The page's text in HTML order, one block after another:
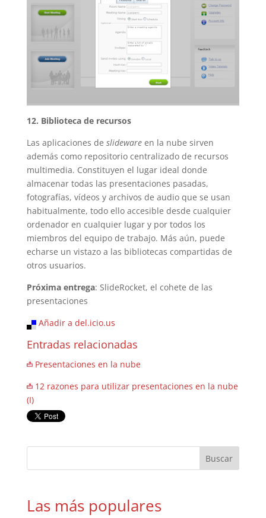
12. Biblioteca de recursos
Las aplicaciones de slidewareen la nube sirven
además como repositorio centralizado de recursos
multimedia. Constituyen el lugar ideal donde
almacenar todas las presentaciones pasadas,
fotografías, vídeos y archivos de audio que se usan
habitualmente, todo ello accesible desde cualquier
ordenador en cualquier lugar y por todos los
miembros del equipo de trabajo. Más aún, puede
echarse un vistazo a las bibliotecas compartidas de
otros usuarios.
Próxima entrega: SlideRocket, el cohete de las
presentaciones
Añadir a del.icio.us
Entradas relacionadas
Presentaciones en la nube
12 razones para utilizar presentaciones en la nube
(I)
Las más populares